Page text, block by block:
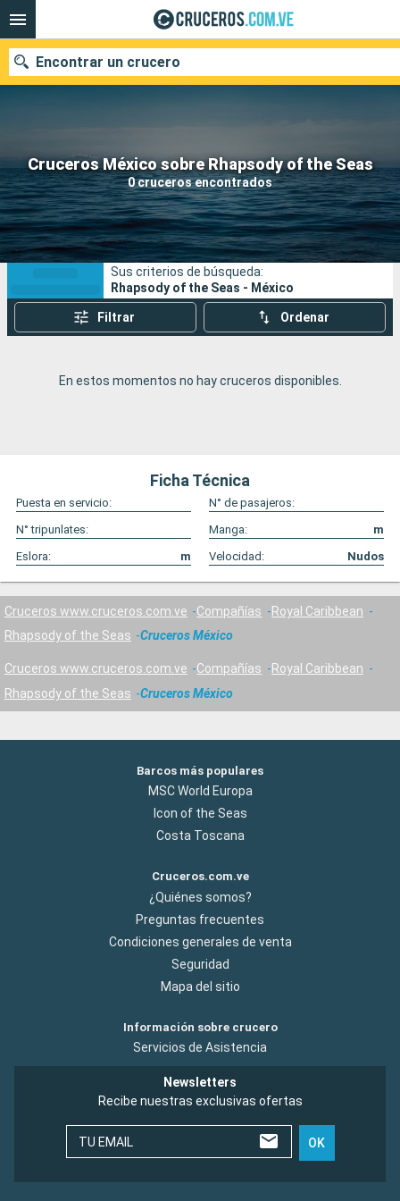
Cruceros México sobre Rhapsody of the Seas
0 cruceros encontrados
Encontrar un crucero
Nuestros destinos
Fecha de salida
Puertos Compañías
Buscar
Sus criterios de búsqueda:
Rhapsody of the Seas - México
Filtrar Ordenar
En estos momentos no hay cruceros disponibles.
Ficha Técnica
Puesta en servicio:
N° de pasajeros:
N° tripunlates:
Manga:
m
Eslora:
m Velocidad: Nudos
Cruceros www.cruceros.com.ve Compañías
Royal Caribbean
Rhapsody of the Seas
Cruceros México
Cruceros www.cruceros.com.ve Compañías
Royal Caribbean
Rhapsody of the Seas
Cruceros México
Barcos más populares
MSC World Europa
Icon of the Seas
Costa Toscana
Cruceros.com.ve
¿Quiénes somos?
Preguntas frecuentes
Condiciones generales de venta
Seguridad
Mapa del sitio
Información sobre crucero
Servicios de Asistencia
Newsletters
Recibe nuestras exclusivas ofertas
TU EMAIL OK